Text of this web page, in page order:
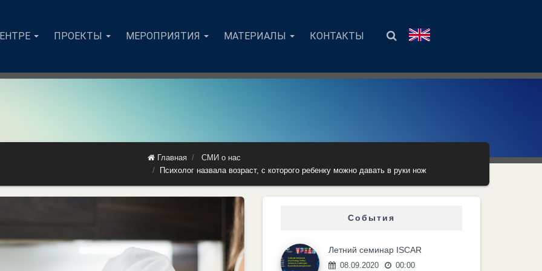
ПРОЕКТЫ МЕРОПРИЯТИЯ МАТЕРИАЛЫ КОНТАКТЫ
Главная
СМИ о нас
Психолог назвала возраст, с которого ребенку можно давать в руки нож
События
Летний семинар ISCAR
08.09.2020 00:00